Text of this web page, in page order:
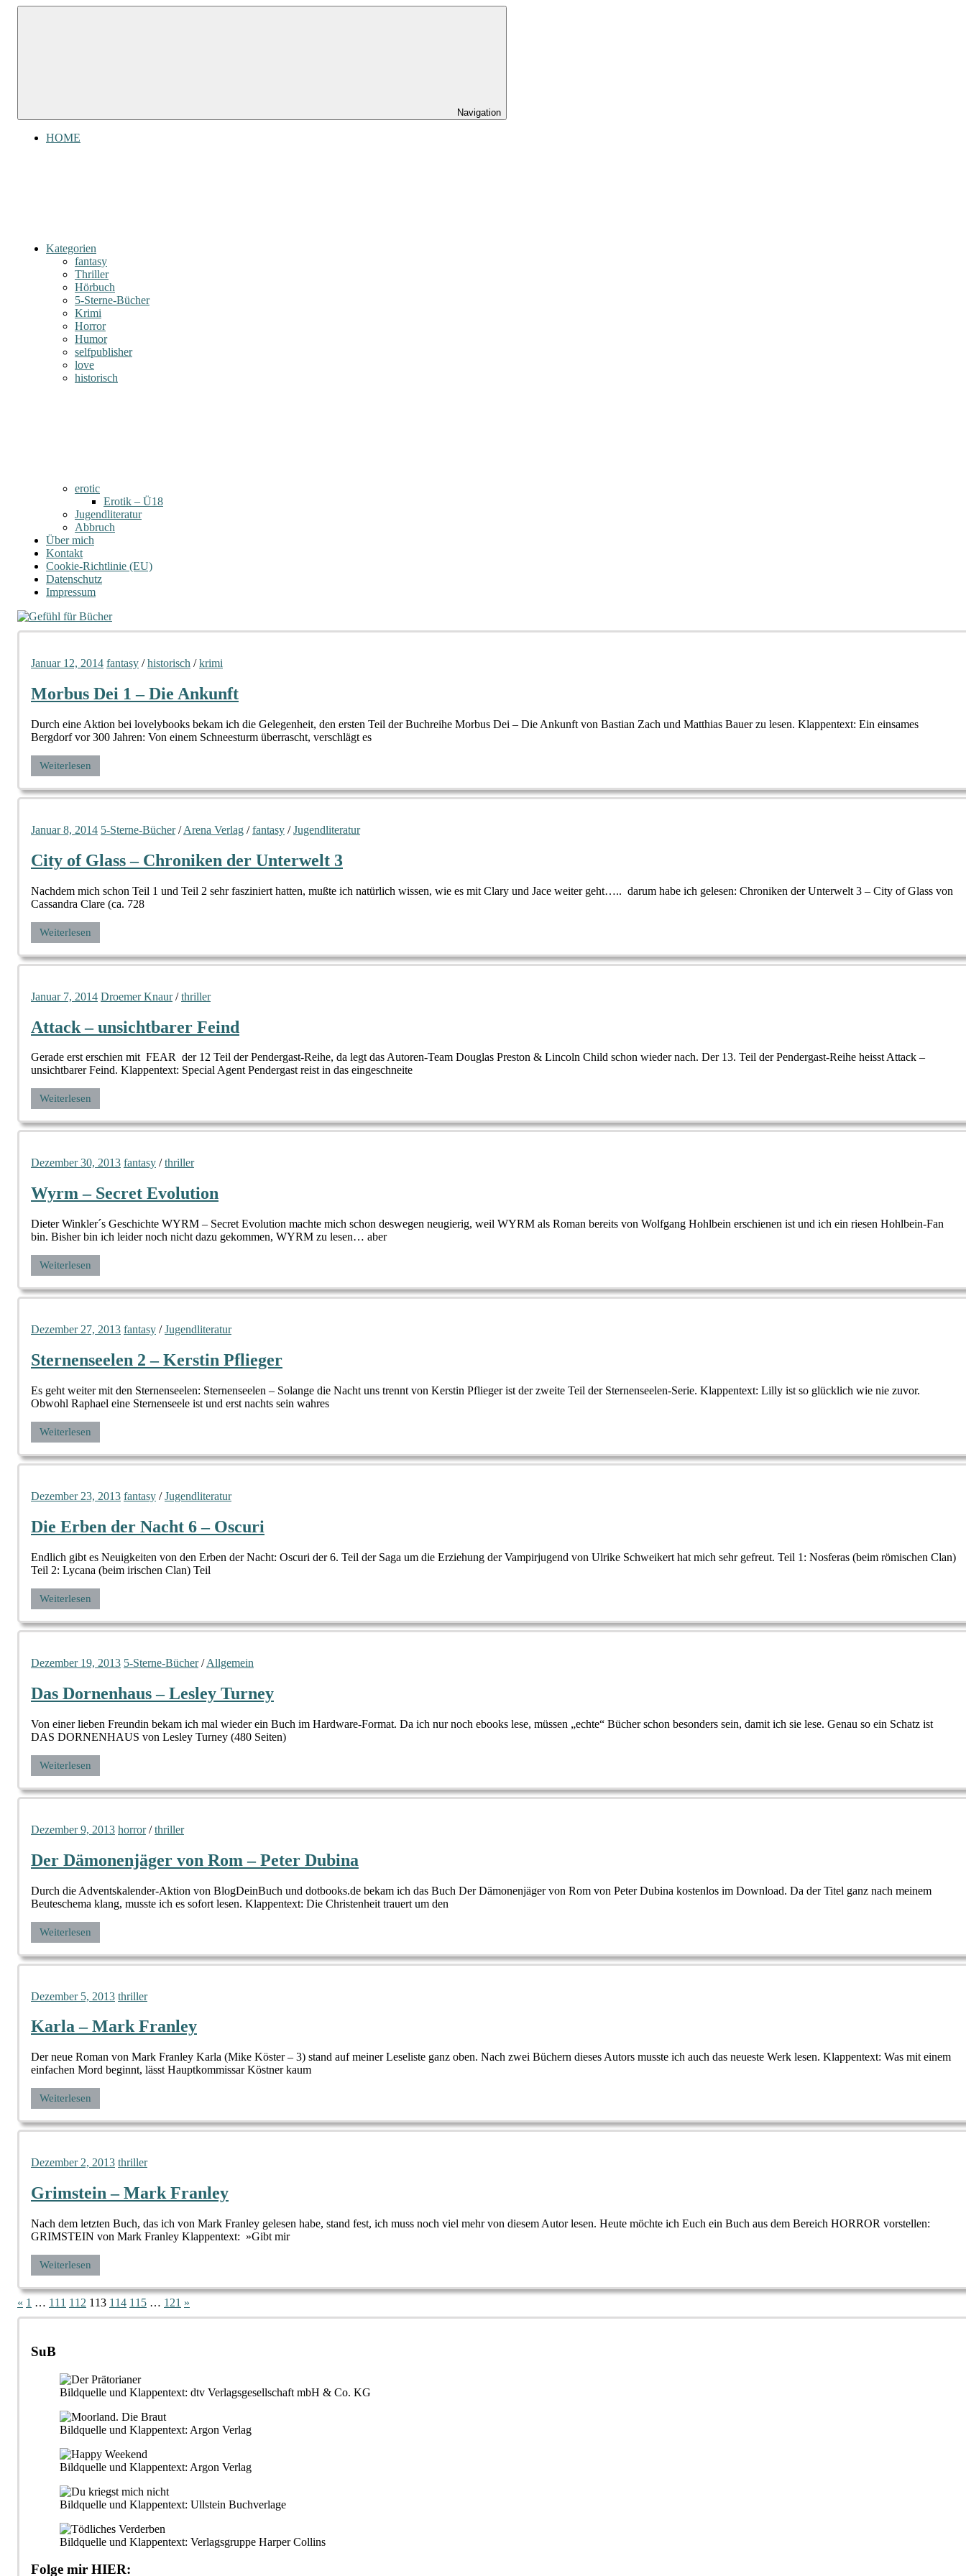
Zum
Navigation
HOME
Kategorien
fantasy
Thriller
Hörbuch
5-Sterne-Bücher
Krimi
Horror
Humor
selfpublisher
love
historisch
erotic
Erotik – Ü18
Jugendliteratur
Abbruch
Über mich
Kontakt
Cookie-Richtlinie (EU)
Datenschutz
Impressum
Januar 12, 2014 fantasy /historisch /krimi
Morbus Dei 1 – Die Ankunft
Durch eine Aktion bei lovelybooks bekam ich die Gelegenheit, den ersten Teil der Buchreihe Morbus Dei – Die Ankunft von Bastian Zach und Matthias Bauer zu lesen. Klappentext: Ein einsames
Bergdorf vor 300 Jahren: Von einem Schneesturm überrascht, verschlägt es
Weiterlesen
Januar 8, 2014 5-Sterne-Bücher/Arena Verlag /fantasy /Jugendliteratur
City of Glass – Chroniken der Unterwelt 3
Nachdem mich schon Teil 1 und Teil 2 sehr fasziniert hatten, mußte ich natürlich wissen, wie es mit Clary und Jace weiter geht….. darum habe ich gelesen: Chroniken der Unterwelt 3 – City of Glass von
Cassandra Clare (ca. 728
Weiterlesen
Januar 7, 2014 Droemer Knaur/thriller
Attack – unsichtbarer Feind
Gerade erst erschien mit FEAR der 12 Teil der Pendergast-Reihe, da legt das Autoren-Team Douglas Preston & Lincoln Child schon wieder nach. Der 13. Teil der Pendergast-Reihe heisst Attack –
unsichtbarer Feind. Klappentext: Special Agent Pendergast reist in das eingeschneite
Weiterlesen
Dezember 30, 2013 fantasy /thriller
Wyrm – Secret Evolution
Dieter Winkler´s Geschichte WYRM – Secret Evolution machte mich schon deswegen neugierig, weil WYRM als Roman bereits von Wolfgang Hohlbein erschienen ist und ich ein riesen Hohlbein-Fan
bin. Bisher bin ich leider noch nicht dazu gekommen, WYRM zu lesen… aber
Weiterlesen
Dezember 27, 2013 fantasy /Jugendliteratur
Sternenseelen 2 – Kerstin Pflieger
Es geht weiter mit den Sternenseelen: Sternenseelen – Solange die Nacht uns trennt von Kerstin Pflieger ist der zweite Teil der Sternenseelen-Serie. Klappentext: Lilly ist so glücklich wie nie zuvor.
Obwohl Raphael eine Sternenseele ist und erst nachts sein wahres
Weiterlesen
Dezember 23, 2013 fantasy /Jugendliteratur
Die Erben der Nacht 6 – Oscuri
Endlich gibt es Neuigkeiten von den Erben der Nacht: Oscuri der 6. Teil der Saga um die Erziehung der Vampirjugend von Ulrike Schweikert hat mich sehr gefreut. Teil 1: Nosferas (beim römischen Clan)
Teil 2: Lycana (beim irischen Clan) Teil
Weiterlesen
Dezember 19, 2013 5-Sterne-Bücher/Allgemein
Das Dornenhaus – Lesley Turney
Von einer lieben Freundin bekam ich mal wieder ein Buch im Hardware-Format. Da ich nur noch ebooks lese, müssen „echte“ Bücher schon besonders sein, damit ich sie lese. Genau so ein Schatz ist
DAS DORNENHAUS von Lesley Turney (480 Seiten)
Weiterlesen
Dezember 9, 2013 horror/thriller
Der Dämonenjäger von Rom – Peter Dubina
Durch die Adventskalender-Aktion von BlogDeinBuch und dotbooks.de bekam ich das Buch Der Dämonenjäger von Rom von Peter Dubina kostenlos im Download. Da der Titel ganz nach meinem
Beuteschema klang, musste ich es sofort lesen. Klappentext: Die Christenheit trauert um den
Weiterlesen
Dezember 5, 2013 thriller
Karla – Mark Franley
Der neue Roman von Mark Franley Karla (Mike Köster – 3) stand auf meiner Leseliste ganz oben. Nach zwei Büchern dieses Autors musste ich auch das neueste Werk lesen. Klappentext: Was mit einem
einfachen Mord beginnt, lässt Hauptkommissar Köstner kaum
Weiterlesen
Dezember 2, 2013 thriller
Grimstein – Mark Franley
Nach dem letzten Buch, das ich von Mark Franley gelesen habe, stand fest, ich muss noch viel mehr von diesem Autor lesen. Heute möchte ich Euch ein Buch aus dem Bereich HORROR vorstellen:
GRIMSTEIN von Mark Franley Klappentext: »Gibt mir
Weiterlesen
Seitennummerierung
der
Beiträge
« Vorherige
Beiträge
1 … 111 112 113 114 115 … 121 Nächste
Beiträge
»
SuB
Bildquelle und Klappentext: dtv Verlagsgesellschaft mbH & Co. KG
Bildquelle und Klappentext: Argon Verlag
Bildquelle und Klappentext: Argon Verlag
Bildquelle und Klappentext: Ullstein Buchverlage
Bildquelle und Klappentext: Verlagsgruppe Harper Collins
Folge mir HIER: